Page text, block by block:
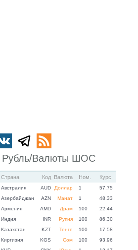
Рубль/Валюты ШОС
Страна Код Валюта Ном. Курс
Австралия AUD Доллар 1
57.75
Азербайджан
AZN Манат 1
48.33
Армения
AMD Драм 100
22.44
Индия
INR Рупия 100
86.30
Казахстан
KZT Тенге 100
17.58
Киргизия
KGS Сом 100
93.96